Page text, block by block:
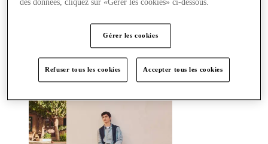
des données, cliquez sur «Gérer les cookies» ci-dessous.
Gérer les cookies
Refuser tous les cookies Accepter tous les cookies